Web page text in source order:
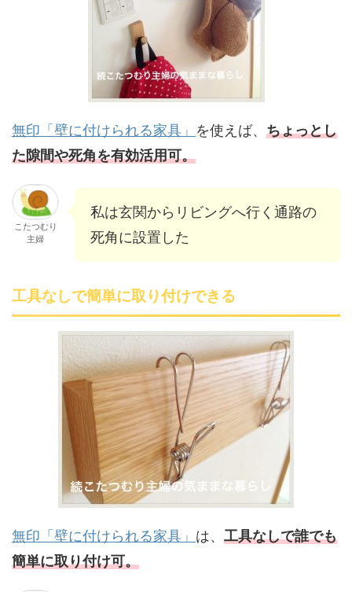
無印「壁に付けられる家具」 を使えば、 ちょっとし
た隙間や死角を有効活用可。
こたつむり
主婦
私は玄関からリビングへ行く通路の
死角に設置した
工具なしで簡単に取り付けできる
無印「壁に付けられる家具」 は、 工具なしで誰でも
簡単に取り付け可。